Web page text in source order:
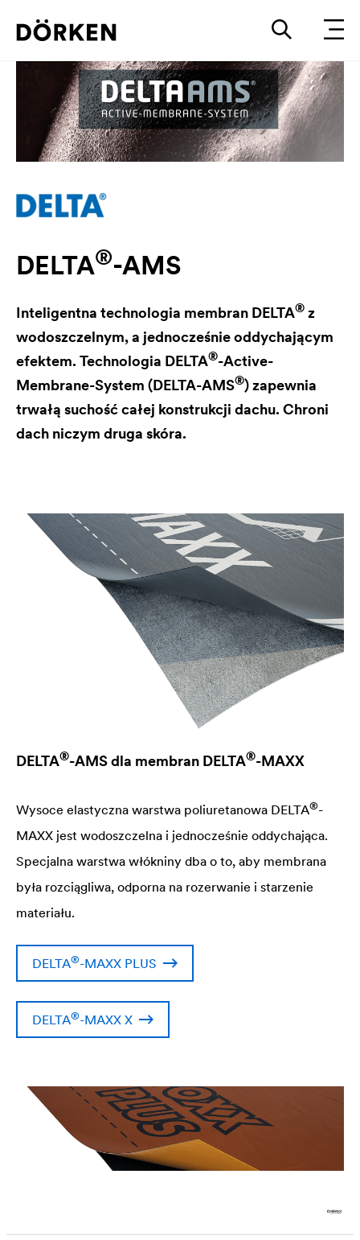
DELTA®-AMS
Inteligentna technologia membran DELTA® z
wodoszczelnym, a jednocześnie oddychającym
efektem. Technologia DELTA®-Active-
Membrane-System (DELTA-AMS®) zapewnia
trwałą suchość całej konstrukcji dachu. Chroni
dach niczym druga skóra.
DELTA®-AMS dla membran DELTA®-MAXX
Wysoce elastyczna warstwa poliuretanowa DELTA®-
MAXX jest wodoszczelna i jednocześnie oddychająca.
Specjalna warstwa włókniny dba o to, aby membrana
była rozciągliwa, odporna na rozerwanie i starzenie
materiału.
DELTA®-MAXX PLUS
DELTA®-MAXX X